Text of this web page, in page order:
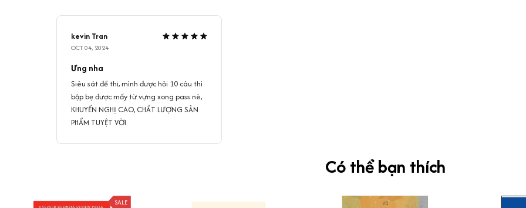
kevin Tran
OCT 04, 2024
Ưng nha
Siêu sát đề thi, mình được hỏi 10 câu thì
bập bẹ được mấy từ vựng xong pass nè,
KHUYẾN NGHỊ CAO, CHẤT LƯỢNG SẢN
PHẨM TUYỆT VỜI
Có thể bạn thích
SALE